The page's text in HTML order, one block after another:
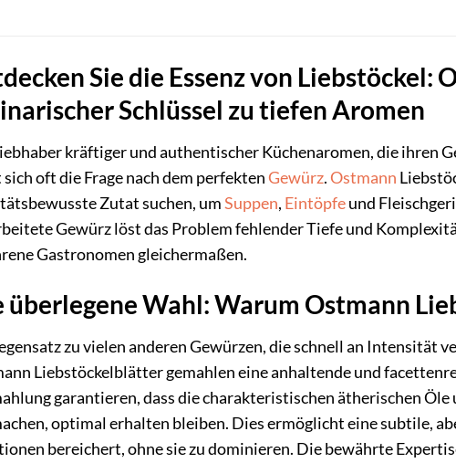
Sie die Essenz von
Schlüssel zu tiefen Aromen
kräftiger und authentischer Küchenaromen, die ihren
oft die Frage nach dem perfektenGewürz.Ostmann
Zutat suchen, umSuppen, Eintöpfeund
Gewürz löst das Problem fehlender Tiefe und
Gastronomen gleichermaßen.
überlegene Wahl: Warum Ostmann
zu vielen anderen Gewürzen, die schnell an Intensität
Liebstöckelblätter gemahlen eine anhaltende und
garantieren, dass die charakteristischen ätherischen
optimal erhalten bleiben. Dies ermöglicht eine subtile,
bereichert, ohne sie zu dominieren. Die bewährte